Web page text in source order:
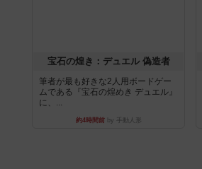
宝石の煌き：デュエル 偽造者
筆者が最も好きな2人用ボードゲー
ムである『宝石の煌めき デュエル』
に、...
約4時間前by 手動人形